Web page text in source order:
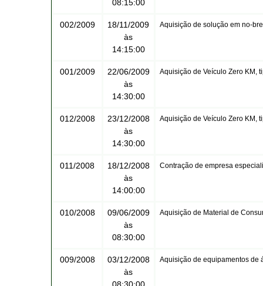
08:15:00
002/2009
18/11/2009
às
14:15:00
Aquisição de solução em no-
001/2009
22/06/2009
às
14:30:00
Aquisição de Veículo Zero KM,
012/2008
23/12/2008
às
14:30:00
Aquisição de Veículo Zero KM,
011/2008
18/12/2008
às
14:00:00
Contração de empresa
010/2008
09/06/2009
às
08:30:00
Aquisição de Material de
009/2008
03/12/2008
às
Aquisição de equipamentos de